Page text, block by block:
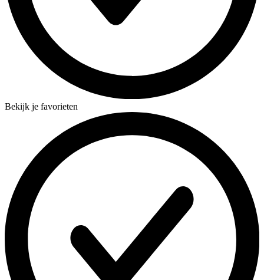
Bekijk je favorieten